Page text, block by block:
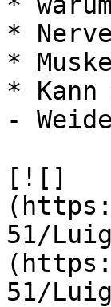
*
*
* Kann
-
[![]
51/
51/